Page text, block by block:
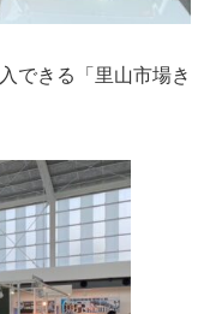
できる「里山市場き